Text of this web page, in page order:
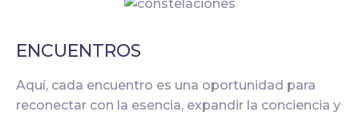
ENCUENTROS
Aquí, cada encuentro es una oportunidad para
reconectar con la esencia, expandir la conciencia y